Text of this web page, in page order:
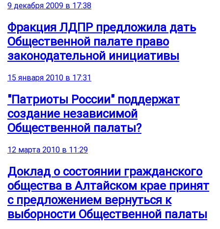
9 декабря 2009 в 17:38
Фракция ЛДПР предложила дать
Общественной палате право
законодательной инициативы
15 января 2010 в 17:31
"Патриоты России" поддержат
создание независимой
Общественной палаты?
12 марта 2010 в 11:29
Доклад о состоянии гражданского
общества в Алтайском крае принят
с предложением вернуться к
выборности Общественной палаты